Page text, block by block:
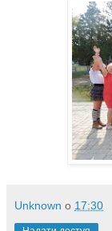
Unknown о 17:30